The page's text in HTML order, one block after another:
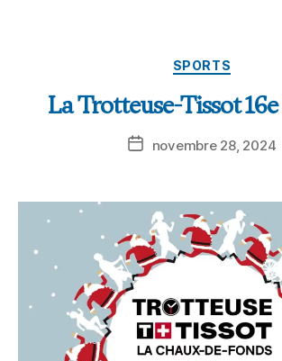
SPORTS
La Trotteuse-Tissot
novembre 28, 2024